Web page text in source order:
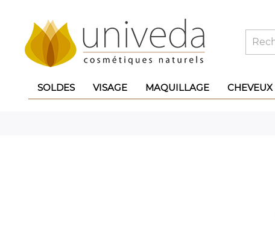
SOLDES VISAGE MAQUILLAGE CHEVEUX